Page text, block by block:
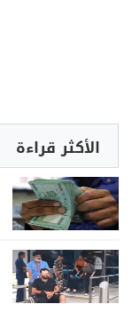
الأكثر قراءة